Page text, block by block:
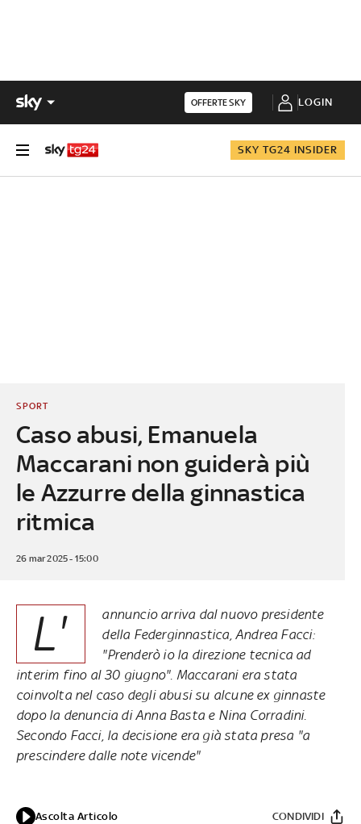
OFFERTE SKY LOGIN
SKY TG24 INSIDER
Caso abusi, Emanuela
Maccarani non guiderà più
le Azzurre della ginnastica
ritmica
SPORT
26 mar 2025 - 15:00
L'
annuncio arriva dal nuovo presidente
della Federginnastica, Andrea Facci:
"Prenderò io la direzione tecnica ad
interim fino al 30 giugno". Maccarani era stata
coinvolta nel caso degli abusi su alcune ex ginnaste
dopo la denuncia di Anna Basta e Nina Corradini.
Secondo Facci, la decisione era già stata presa "a
prescindere dalle note vicende"
Ascolta Articolo CONDIVIDI